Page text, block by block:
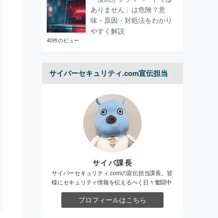
ありません」は危険？意
味・原因・対処法をわかり
やすく解説
40件のビュー
サイバーセキュリティ.com宣伝担当
サイバ課長
サイバーセキュリティ.comの宣伝担当課長。皆
様にセキュリティ情報を伝えるべく日々奮闘中
プロフィールはこちら